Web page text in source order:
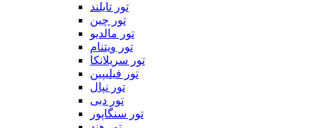
تور تایلند
تور چین
تور مالدیو
تور ویتنام
تور سریلانکا
تور فیلیپین
تور نپال
تور دبی
تور سنگاپور